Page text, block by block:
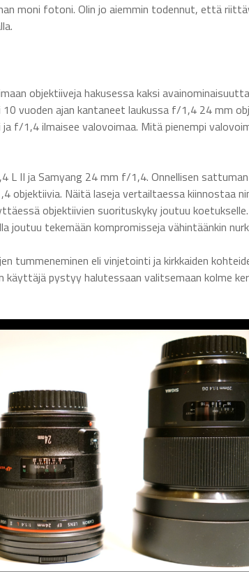
moni fotoni. Olin jo aiemmin todennut, että
objektiiveja hakusessa kaksi
vuoden ajan kantaneet laukussa f/1,4 24 mm
f/1,4 ilmaisee valovoimaa. Mitä pienempi
L II ja Samyang 24 mm f/1,4. Onnellisen
objektiivia. Näitä laseja vertailtaessa kiinnostaa
objektiivien suorituskyky joutuu
joutuu tekemään kompromisseja vähintäänkin
tummeneminen eli vinjetointi ja kirkkaiden
pystyy halutessaan valitsemaan kolme